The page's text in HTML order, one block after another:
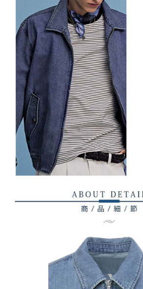
４．使用「AFTEE先享後付」時，將依據個別帳號
時審查核予不同之上限額度；若仍有額度不足之情
請求用戶進行身份認證。
５．嚴禁一人註冊多個帳號或使用他人資訊註冊。
恩沛科技股份有限公司將有權停止該用戶之使用額
離島宅配
免運費